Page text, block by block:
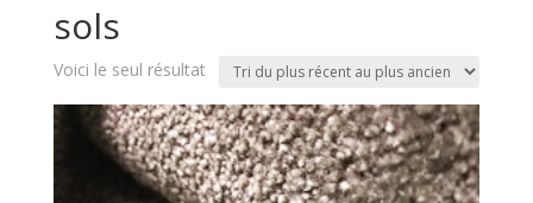
sols
Voici le seul résultat